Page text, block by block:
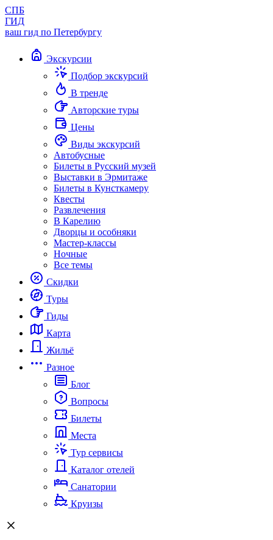
СПБ
ГИД
ваш гид по Петербургу
Экскурсии
Подбор экскурсий
В тренде
Авторские туры
Цены
Виды экскурсий
Автобусные
Билеты в Русский музей
Выставки в Эрмитаже
Билеты в Кунсткамеру
Квесты
Развлечения
В Карелию
Дворцы и особняки
Мастер-классы
Ночные
Все темы
Скидки
Туры
Гиды
Карта
Жильё
Разное
Блог
Вопросы
Билеты
Места
Тур сервисы
Каталог отелей
Санатории
Круизы